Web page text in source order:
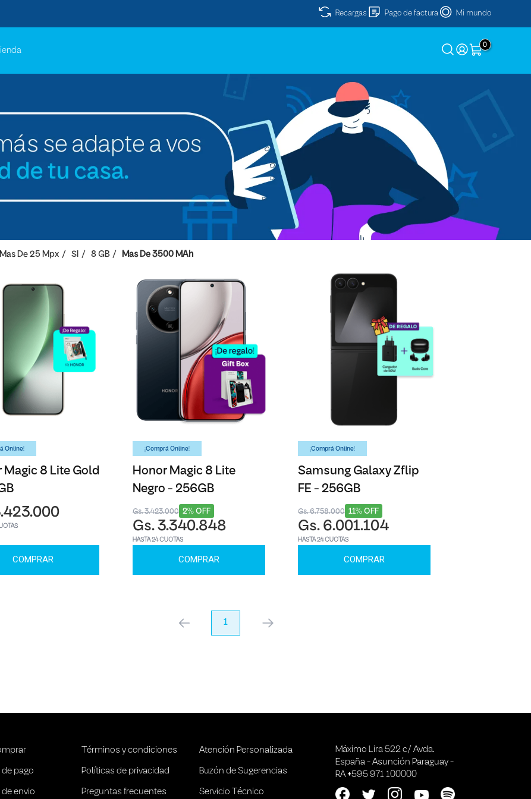
Recargas Pago de factura Mi mundo
0
Mas De 25 Mpx SI 8 GB Mas De 3500 MAh
Online!
Magic 8 Lite Gold
COMPRAR
¡Comprá Online!
Honor Magic 8 Lite
Negro - 256GB
2% OFF
Gs. 3.423.000
Gs. 3.340.848
HASTA 24 CUOTAS
COMPRAR
¡Comprá Online!
Samsung Galaxy Zflip
FE - 256GB
11% OFF
Gs. 6.758.000
Gs. 6.001.104
HASTA 24 CUOTAS
COMPRAR
anterior 1 próximo
pago
envio
Términos y condiciones
Políticas de privacidad
Preguntas frecuentes
Atención Personalizada
Buzón de Sugerencias
Servicio Técnico
Máximo Lira 522 c/ Avda.
España - Asunción Paraguay -
RA +595 971 100000